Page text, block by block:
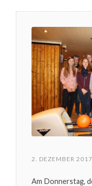
2. DEZEMBER 2017
Am Donnerstag,